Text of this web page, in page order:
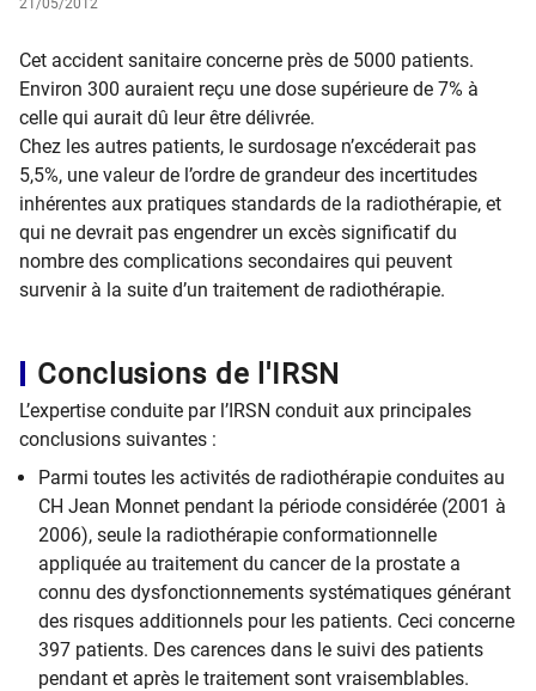
21/05/2012
Cet accident sanitaire concerne près de 5000 patients.
Environ 300 auraient reçu une dose supérieure de 7% à
celle qui aurait dû leur être délivrée.
Chez les autres patients, le surdosage n’excéderait pas
5,5%, une valeur de l’ordre de grandeur des incertitudes
inhérentes aux pratiques standards de la radiothérapie, et
qui ne devrait pas engendrer un excès significatif du
nombre des complications secondaires qui peuvent
survenir à la suite d’un traitement de radiothérapie.
Conclusions de l'IRSN
L’expertise conduite par l’IRSN conduit aux principales
conclusions suivantes :
Parmi toutes les activités de radiothérapie conduites au
CH Jean Monnet pendant la période considérée (2001 à
2006), seule la radiothérapie conformationnelle
appliquée au traitement du cancer de la prostate a
connu des dysfonctionnements systématiques générant
des risques additionnels pour les patients. Ceci concerne
397 patients. Des carences dans le suivi des patients
pendant et après le traitement sont vraisemblables.